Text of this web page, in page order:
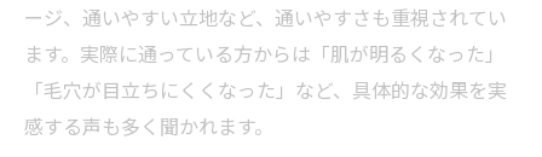
ージ、通いやすい立地など、通いやすさも重視されてい
ます。実際に通っている方からは「肌が明るくなった」
「毛穴が目立ちにくくなった」など、具体的な効果を実
感する声も多く聞かれます。